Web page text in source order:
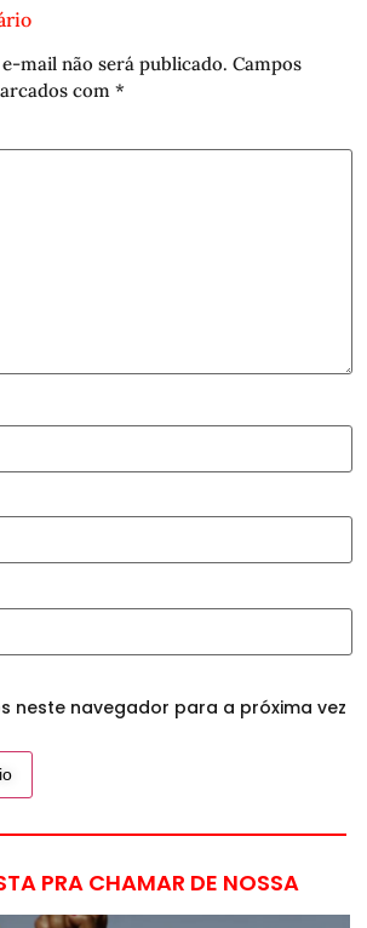
mail não será publicado. Campos
com *
neste navegador para a próxima vez
PRA CHAMAR DE NOSSA